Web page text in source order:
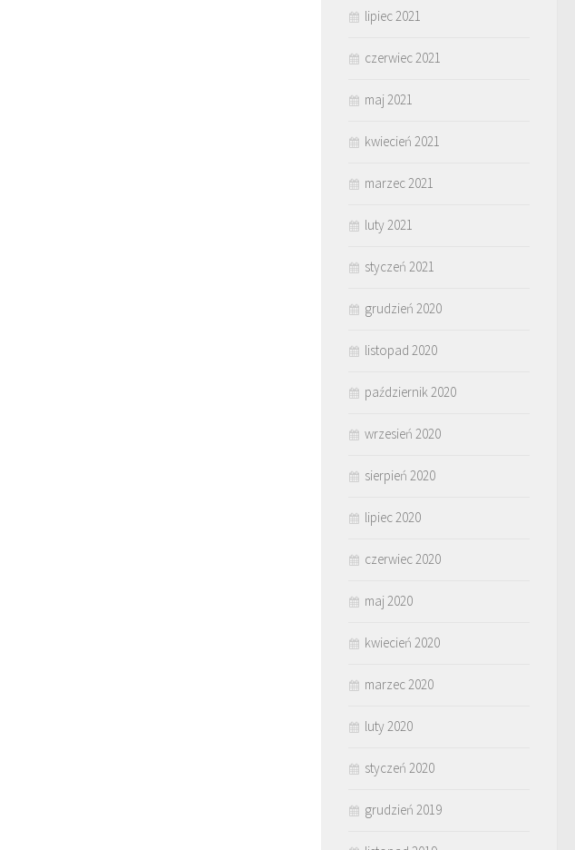
lipiec 2021
czerwiec 2021
maj 2021
kwiecień 2021
marzec 2021
luty 2021
styczeń 2021
grudzień 2020
listopad 2020
październik 2020
wrzesień 2020
sierpień 2020
lipiec 2020
czerwiec 2020
maj 2020
kwiecień 2020
marzec 2020
luty 2020
styczeń 2020
grudzień 2019